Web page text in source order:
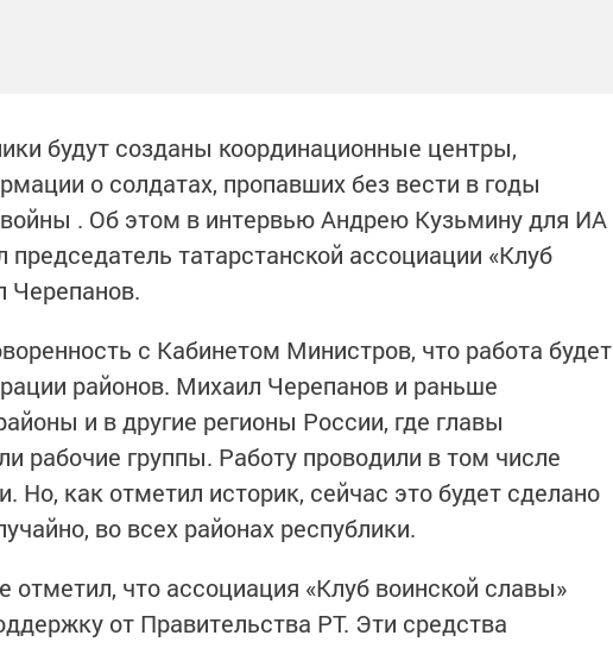
будут созданы координационные центры,
о солдатах, пропавших без вести в годы
. Об этом в интервью Андрею Кузьмину для ИА
татарстанской ассоциации «Клуб
Черепанов.
с Кабинетом Министров, что работа будет
районов. Михаил Черепанов и раньше
и в другие регионы России, где главы
рабочие группы. Работу проводили в том числе
Но, как отметил историк, сейчас это будет сделано
во всех районах республики.
что ассоциация «Клуб воинской славы»
от Правительства РТ. Эти средства